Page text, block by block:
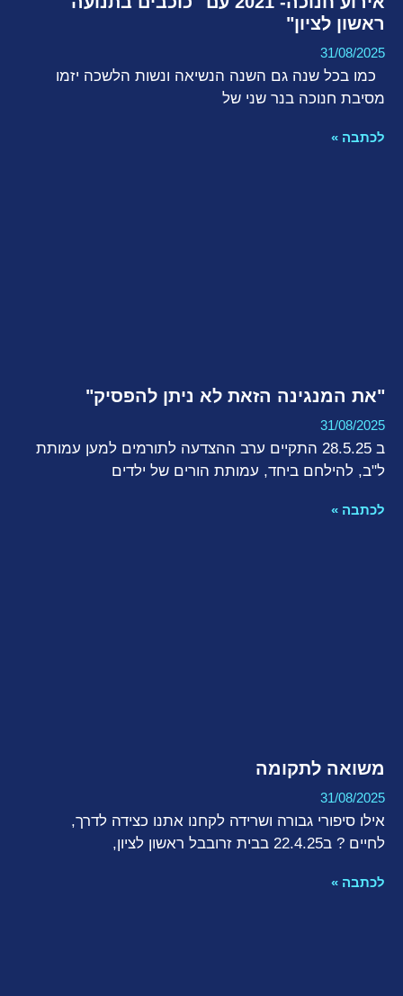
ראשון לציון"
31/08/2025
כמו בכל שנה גם השנה הנשיאה ונשות הלשכה יזמו
מסיבת חנוכה בנר שני של
לכתבה »
"את המנגינה הזאת לא ניתן להפסיק"
31/08/2025
ב 28.5.25 התקיים ערב ההצדעה לתורמים למען עמותת
ל"ב, להילחם ביחד, עמותת הורים של ילדים
לכתבה »
משואה לתקומה
31/08/2025
אילו סיפורי גבורה ושרידה לקחנו אתנו כצידה לדרך,
לחיים ? ב22.4.25 בבית זרובבל ראשון לציון,
לכתבה »